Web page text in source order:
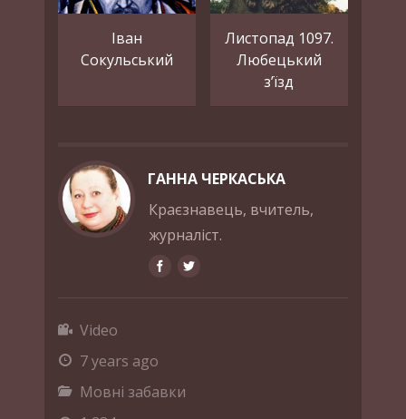
Іван
Сокульський
Листопад 1097.
Любецький
з’їзд
ГАННА ЧЕРКАСЬКА
Краєзнавець, вчитель,
журналіст.
Video
7 years ago
Мовні забавки